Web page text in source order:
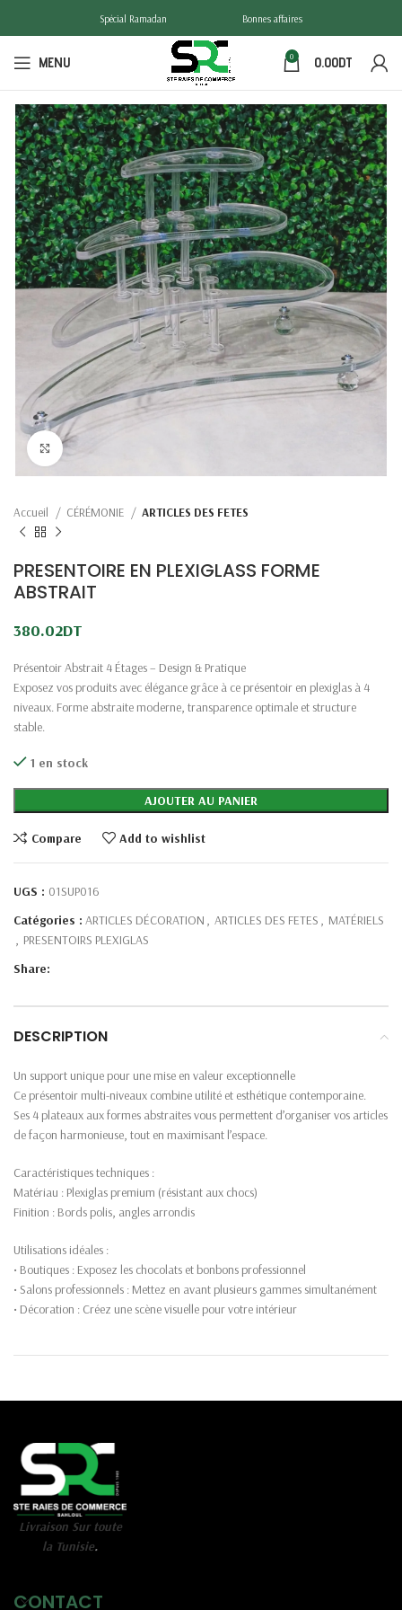
Spécial Ramadan Bonnes affaires
MENU 0 0.00DT
Click to enlarge
Accueil CÉRÉMONIE ARTICLES DES FETES
PRESENTOIRE EN PLEXIGLASS FORME
ABSTRAIT
380.02DT
Présentoir Abstrait 4 Étages – Design & Pratique
Exposez vos produits avec élégance grâce à ce présentoir en plexiglas à 4
niveaux. Forme abstraite moderne, transparence optimale et structure
stable.
1 en stock
AJOUTER AU PANIER
Compare Add to wishlist
UGS : 01SUP016
Catégories : ARTICLES DÉCORATION , ARTICLES DES FETES , MATÉRIELS
, PRESENTOIRS PLEXIGLAS
Share:
DESCRIPTION
Un support unique pour une mise en valeur exceptionnelle
Ce présentoir multi-niveaux combine utilité et esthétique contemporaine.
Ses 4 plateaux aux formes abstraites vous permettent d’organiser vos articles
de façon harmonieuse, tout en maximisant l’espace.
Caractéristiques techniques :
Matériau : Plexiglas premium (résistant aux chocs)
Finition : Bords polis, angles arrondis
Utilisations idéales :
• Boutiques : Exposez les chocolats et bonbons professionnel
• Salons professionnels : Mettez en avant plusieurs gammes simultanément
• Décoration : Créez une scène visuelle pour votre intérieur
Livraison Sur toute
la Tunisie.
CONTACT